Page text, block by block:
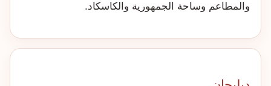
والمطاعم وساحة الجمهورية والكاسكاد.